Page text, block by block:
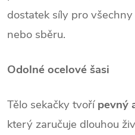
dostatek síly pro
nebo sběru.
Odolné ocelové šasi
Tělo sekačky tvořípevný
který zaručuje dlouhou